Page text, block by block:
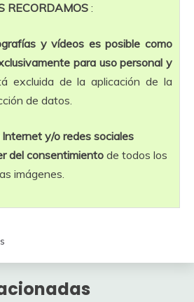
RECORDAMOS :
y vídeos es posible como
para uso personal y
excluida de la aplicación de la
de datos.
y/o redes sociales
del consentimiento de todos los
imágenes.